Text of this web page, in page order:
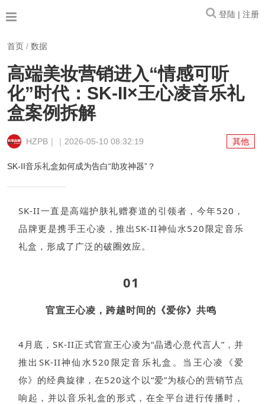
登陆 | 注册
首页 / 数据
高端美妆营销进入“情感可听
化”时代：SK-II×王心凌音乐礼
盒案例拆解
HZPB｜｜2026-05-10 08:32:19 其他
SK-II音乐礼盒如何成为告白“助攻神器”？
SK-II一直是高端护肤礼赠赛道的引领者，今年520，
品牌更是携手王心凌，推出SK-II神仙水520限定音乐
礼盒，形成了广泛的破圈效应。
01
官宣王心凌，跨越时间的《爱你》共鸣
4月底，SK-II正式官宣王心凌为“晶透心意代言人”，并
推出SK-II神仙水520限定音乐礼盒。当王心凌《爱
你》的经典旋律，在520这个以“爱”为核心的营销节点
响起，并以音乐礼盒的形式，在全平台进行传播时，